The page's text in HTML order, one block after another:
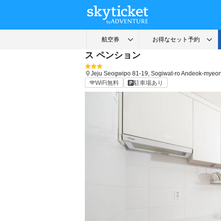
ス ペンション
Jeju Seogwipo 81-19, Sogiwat-ro Andeok-
WiFi無料
駐車場あり